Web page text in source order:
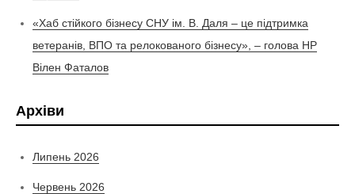
«Хаб стійкого бізнесу СНУ ім. В. Даля – це підтримка
ветеранів, ВПО та релокованого бізнесу», – голова НР
Вілен Фаталов
Архіви
Липень 2026
Червень 2026